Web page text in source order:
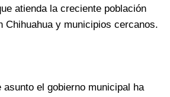
atienda la creciente población
Chihuahua y municipios cercanos.
asunto el gobierno municipal ha